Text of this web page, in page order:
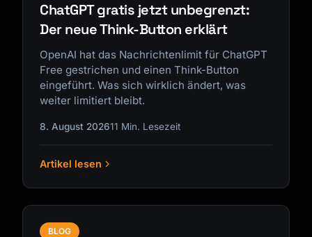
ChatGPT gratis jetzt unbegrenzt:
Der neue Think-Button erklärt
OpenAI hat das Nachrichtenlimit für ChatGPT
Free gestrichen und einen Think-Button
eingeführt. Was sich wirklich ändert, was
weiter limitiert bleibt.
8. August 202611 Min. Lesezeit
Artikel lesen
BLOG